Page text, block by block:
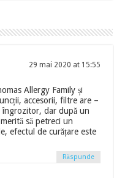
29 mai 2020 at 15:55
Allergy Family și
accesorii, filtre are –
îngrozitor, dar după un
să petreci un
efectul de curățare este
Răspunde